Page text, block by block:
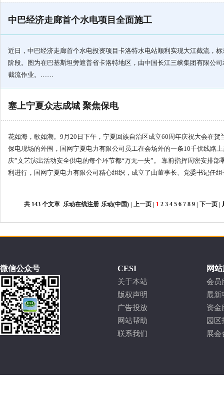
中巴经济走廊首个水电项目全面施工
近日，中巴经济走廊首个水电投资项目卡洛特水电站顺利实现大江截流，
阶段。图为在巴基斯坦旁遮普省卡洛特地区，由中国长江三峡集团有限公
截流作业。……
塞上宁夏众志成城 聚焦保电
花如海，歌如潮。9月20日下午，宁夏回族自治区成立60周年庆祝大会在
保电现场的外围，国网宁夏电力有限公司员工在会场外的一条10千伏线路
庆”文艺演出活动安全供电的每个环节都“万无一失”。 靠前指挥周密安排部
利进行，国网宁夏电力有限公司精心组织，成立了由董事长、党委书记任
共 143 个文章 乐动在线注册-乐动(中国) | 上一页 | 1 2 3 4 5 6 7 8 9 下一页
微信公众号 CESI
关于本站
版权声明
广告投放
网站帮助
联系我们
网
会员
最新
资金
园区
展会